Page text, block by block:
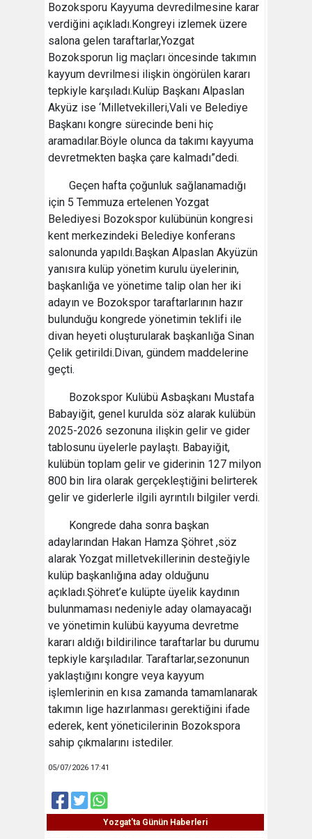
Bozoksporu Kayyuma devredilmesine karar
verdiğini açıkladı.Kongreyi izlemek üzere
salona gelen taraftarlar,Yozgat
Bozoksporun lig maçları öncesinde takımın
kayyum devrilmesi ilişkin öngörülen kararı
tepkiyle karşıladı.Kulüp Başkanı Alpaslan
Akyüz ise ‘Milletvekilleri,Vali ve Belediye
Başkanı kongre sürecinde beni hiç
aramadılar.Böyle olunca da takımı kayyuma
devretmekten başka çare kalmadı”dedi.
Geçen hafta çoğunluk sağlanamadığı
için 5 Temmuza ertelenen Yozgat
Belediyesi Bozokspor kulübünün kongresi
kent merkezindeki Belediye konferans
salonunda yapıldı.Başkan Alpaslan Akyüzün
yanısıra kulüp yönetim kurulu üyelerinin,
başkanlığa ve yönetime talip olan her iki
adayın ve Bozokspor taraftarlarının hazır
bulunduğu kongrede yönetimin teklifi ile
divan heyeti oluşturularak başkanlığa Sinan
Çelik getirildi.Divan, gündem maddelerine
geçti.
Bozokspor Kulübü Asbaşkanı Mustafa
Babayiğit, genel kurulda söz alarak kulübün
2025-2026 sezonuna ilişkin gelir ve gider
tablosunu üyelerle paylaştı. Babayiğit,
kulübün toplam gelir ve giderinin 127 milyon
800 bin lira olarak gerçekleştiğini belirterek
gelir ve giderlerle ilgili ayrıntılı bilgiler verdi.
Kongrede daha sonra başkan
adaylarından Hakan Hamza Şöhret ,söz
alarak Yozgat milletvekillerinin desteğiyle
kulüp başkanlığına aday olduğunu
açıkladı.Şöhret’e kulüpte üyelik kaydının
bulunmaması nedeniyle aday olamayacağı
ve yönetimin kulübü kayyuma devretme
kararı aldığı bildirilince taraftarlar bu durumu
tepkiyle karşıladılar. Taraftarlar,sezonunun
yaklaştığını kongre veya kayyum
işlemlerinin en kısa zamanda tamamlanarak
takımın lige hazırlanması gerektiğini ifade
ederek, kent yöneticilerinin Bozokspora
sahip çıkmalarını istediler.
05/07/2026 17:41
Yozgat'ta Günün Haberleri